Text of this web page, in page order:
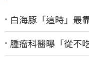
白海豚「這時」最
腫瘤科醫曝「從不